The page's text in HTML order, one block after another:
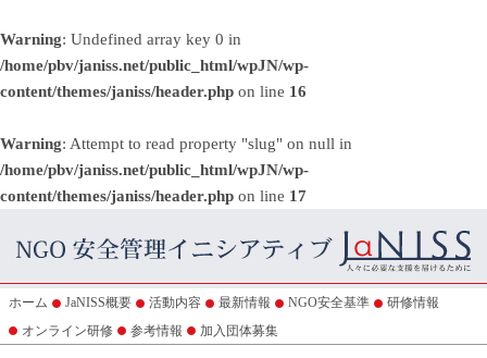
Warning: Undefined array key 0 in
/home/pbv/janiss.net/public_html/wpJN/wp-
content/themes/janiss/header.php on line 16
Warning: Attempt to read property "slug" on null in
/home/pbv/janiss.net/public_html/wpJN/wp-
content/themes/janiss/header.php on line 17
ホーム JaNISS概要 活動内容 最新情報 NGO安全基準
研修情報
オンライン研修
参考情報 加入団体募集